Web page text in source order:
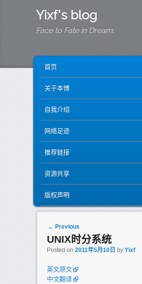
Yixf's blog
Face to Fate in Dream.
SKIP TO PRIMARY CONTENT
SKIP TO SECONDARY CONTENT
首页
关于本博
自我介绍
网络足迹
推荐链接
资源共享
版权声明
Post navigation
← Previous
UNIX时分系统
Posted on 2011年5月10日 by Yixf
英文原文
中文翻译